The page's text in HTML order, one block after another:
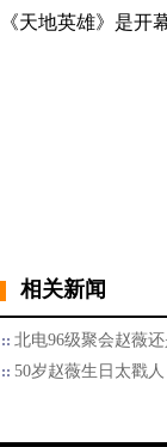
《天地英雄》是开
相关新闻
北电96级聚会赵薇
50岁赵薇生日太戳